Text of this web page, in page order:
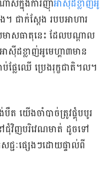
ាស់​ក្នុង​ការ​ញ៉ាំ​អាស៊ីដ​ខ្លាញ់​អូ
ជាក់​ស្ដែង របប​អាហារ​
មាសធាតុ​នេះ​ ដែល​បណ្ដាល​
ដ​ខ្លាញ់​អូមេហ្គា​៣​មាន​
លែឈើ​ ប្រេង​រុក្ខជាតិ​។ល។​
យើង​ចាំបាច់​ត្រូវ​ផ្គុំ​បបូរ​
ៅ​ជុំវិញ​បរិវេណ​មាត់​ ដូច​ទៅ​
ជ្ជៈ​ផ្សេង​ៗ​ដោយ​ផ្ទាល់​ពី​